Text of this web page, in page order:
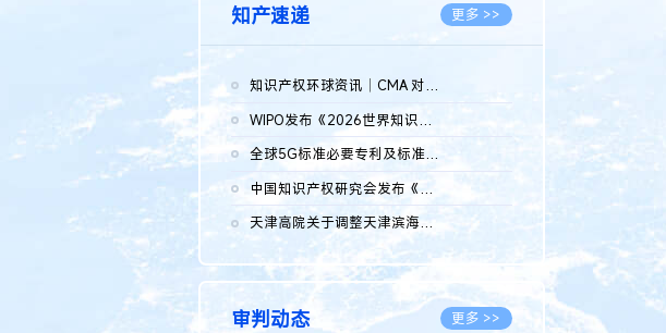
知产速递 更多 >>
知识产权环球资讯｜CMA 对微软发起调查；批量搬运二手平台数据构...
WIPO发布《2026世界知识产权报告》 含报告全文
全球5G标准必要专利及标准提案研究报告（2026年）全文发布
中国知识产权研究会发布《2025年度中国企业海外知识产权纠纷调查...
2026.08.07
天津高院关于调整天津滨海高新技术产业开发区华苑科技园一审普通...
2026.08.07
审判动态 更多 >>